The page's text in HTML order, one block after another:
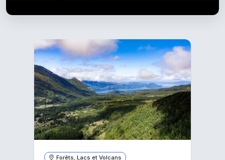
Forêts, Lacs et Volcans